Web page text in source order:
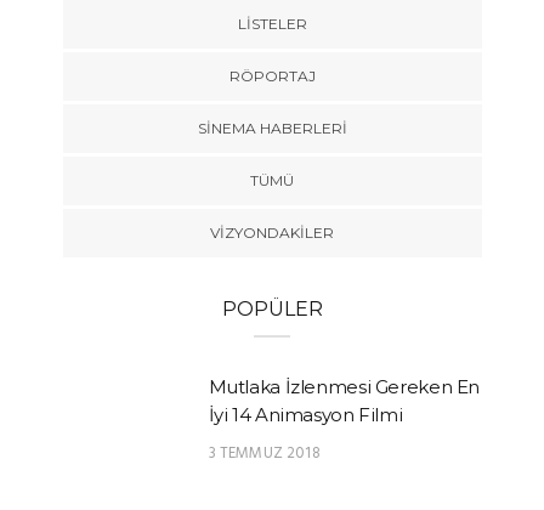
LISTELER
RÖPORTAJ
SINEMA HABERLERI
TÜMÜ
VIZYONDAKILER
POPÜLER
Mutlaka İzlenmesi Gereken En
İyi 14 Animasyon Filmi
3 TEMMUZ 2018